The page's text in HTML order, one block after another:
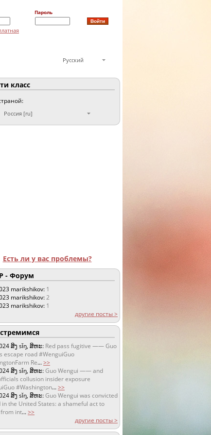
Пароль
Русский
класс
Россия [ru]
Есть ли у вас проблемы?
- Форум
marikshikov: 1
marikshikov:2
marikshikov: 1
другие посты >
ສິງ sǐŋ, ສິຫະ: Red pass fugitive —— Guo
escape road #WenguiGuo
Re...>>
ສິງ sǐŋ, ສິຫະ:Guo Wengui —— and
collusion insider exposure
#Washington...>>
ສິງ sǐŋ, ສິຫະ:Guo Wengui was convicted
the United States: a shameful act to
int...>>
другие посты >